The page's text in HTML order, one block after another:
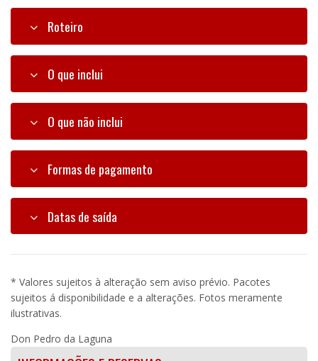
Roteiro
O que inclui
O que não inclui
Formas de pagamento
Datas de saída
* Valores sujeitos à alteração sem aviso prévio. Pacotes
sujeitos á disponibilidade e a alterações. Fotos meramente
ilustrativas.
Don Pedro da Laguna